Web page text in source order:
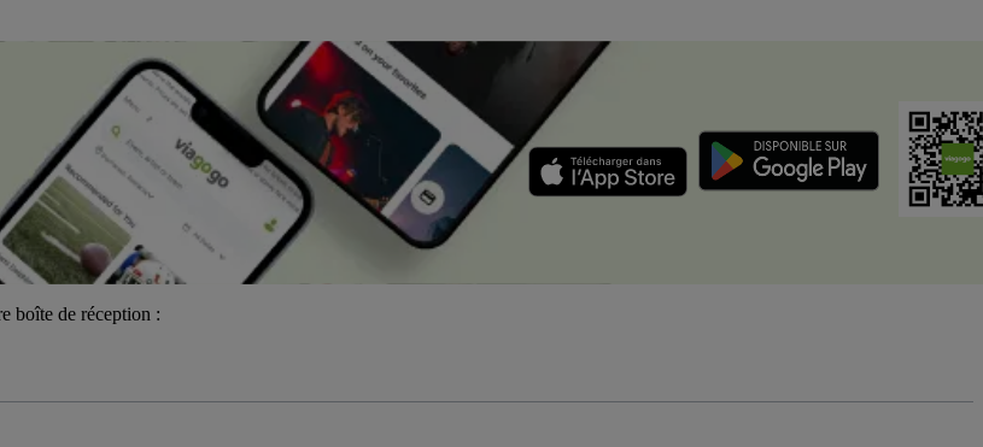
boîte de réception :